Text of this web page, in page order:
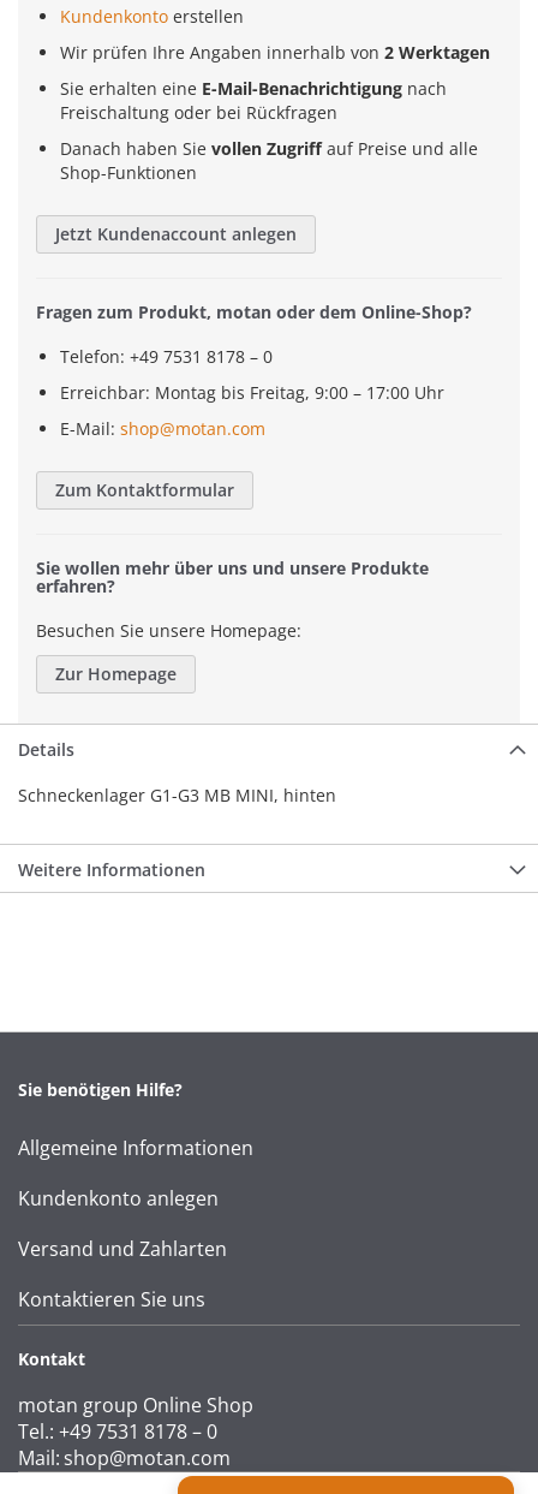
Kundenkonto erstellen
Wir prüfen Ihre Angaben innerhalb von 2 Werktagen
Sie erhalten eine E-Mail-Benachrichtigung nach
Freischaltung oder bei Rückfragen
Danach haben Sie vollen Zugriffauf Preise und alle
Shop-Funktionen
Jetzt Kundenaccount anlegen
Fragen zum Produkt, motan oder dem Online-Shop?
Telefon: +49 7531 8178 – 0
Erreichbar: Montag bis Freitag, 9:00 – 17:00 Uhr
E-Mail: shop@motan.com
Zum Kontaktformular
Sie wollen mehr über uns und unsere Produkte
erfahren?
Besuchen Sie unsere Homepage:
Zur Homepage
Details
Schneckenlager G1-G3 MB MINI, hinten
Weitere Informationen
Sie benötigen Hilfe?
Allgemeine Informationen
Kundenkonto anlegen
Versand und Zahlarten
Kontaktieren Sie uns
Kontakt
motan group Online Shop
Tel.: +49 7531 8178 – 0
Mail: shop@motan.com